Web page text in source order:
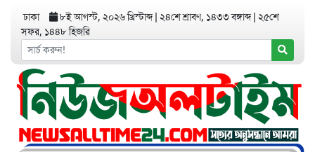
ঢাকা ৮ই আগস্ট, ২০২৬ খ্রিস্টাব্দ ২৪শে শ্রাবণ, ১৪৩৩ বঙ্গাব্দ ২৫শে
সফর, ১৪৪৮ হিজরি